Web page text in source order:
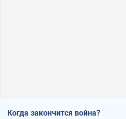
Когда закончится война?